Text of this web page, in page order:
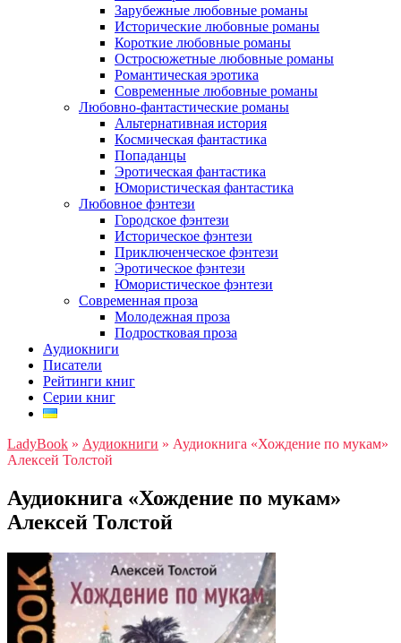
Зарубежные любовные романы
Исторические любовные романы
Короткие любовные романы
Остросюжетные любовные романы
Романтическая эротика
Современные любовные романы
Любовно-фантастические романы
Альтернативная история
Космическая фантастика
Попаданцы
Эротическая фантастика
Юмористическая фантастика
Любовное фэнтези
Городское фэнтези
Историческое фэнтези
Приключенческое фэнтези
Эротическое фэнтези
Юмористическое фэнтези
Современная проза
Молодежная проза
Подростковая проза
Аудиокниги
Писатели
Рейтинги книг
Серии книг
LadyBook » Аудиокниги » Аудиокнига «Хождение по мукам»
Алексей Толстой
Аудиокнига «Хождение по мукам»
Алексей Толстой